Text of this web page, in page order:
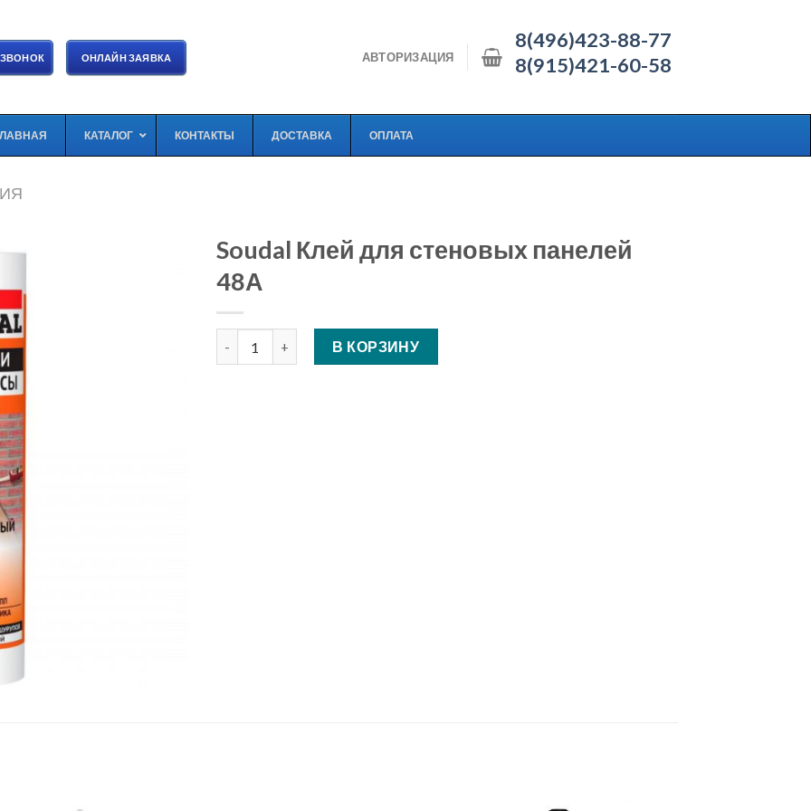
ЗВОНОК ОНЛАЙН ЗАЯВКА АВТОРИЗАЦИЯ
8(496)423-88-77
8(915)421-60-58
КАТАЛОГ КОНТАКТЫ ДОСТАВКА ОПЛАТА
Soudal Клей для стеновых панелей
48А
Количество Soudal Клей для стеновых панелей 48А
В КОРЗИНУ